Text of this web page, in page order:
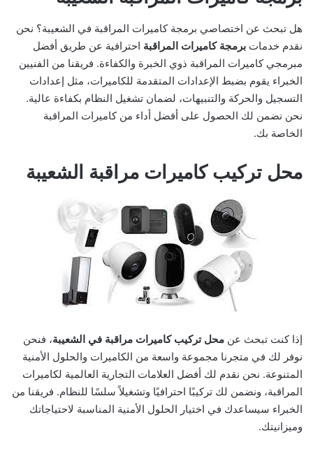
هل تبحث عن اختصاصي برمجة كاميرات المراقبة في الشعيبة؟ نحن
نقدم خدمات برمجة كاميرات المراقبة احترافية عن طريق أفضل
مبرمجي كاميرات المراقبة ذوي الخبرة والكفاءة. فريقنا من الفنيين
الخبراء يقوم بضبط الإعدادات المتقدمة للكاميرات، مثل إعدادات
التسجيل والحركة والتنبيهات، لضمان تشغيل النظام بكفاءة عالية.
نحن نضمن لك الحصول على أفضل أداء من كاميرات المراقبة
الخاصة بك.
محل تركيب كاميرات مراقبة الشعيبة
إذا كنت تبحث عن محل تركيب كاميرات مراقبة في الشعيبة، فنحن
نوفر لك في متجرنا مجموعة واسعة من الكاميرات والحلول الأمنية
المتنوعة. نحن نقدم لك أفضل العلامات التجارية العالمية لكاميرات
المراقبة، ونضمن لك تركيبًا احترافيًا وتشغيلاً سلسًا للنظام. فريقنا من
الخبراء سيساعدك في اختيار الحلول الأمنية المناسبة لاحتياجاتك
وميزانيتك.